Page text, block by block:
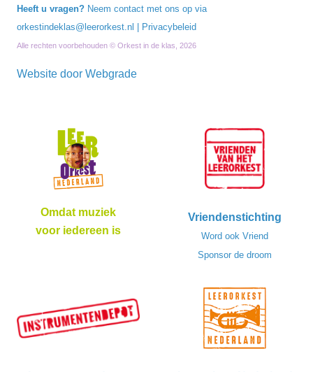
Omdat muziek
voor iedereen is
Vriendenstichting
Word ook Vriend
Sponsor de droom
Heeft u vragen? Neem contact met ons op via
orkestindeklas@leerorkest.nl
Privacybeleid
Alle rechten voorbehouden © Orkest in de klas, 2026
Website door Webgrade